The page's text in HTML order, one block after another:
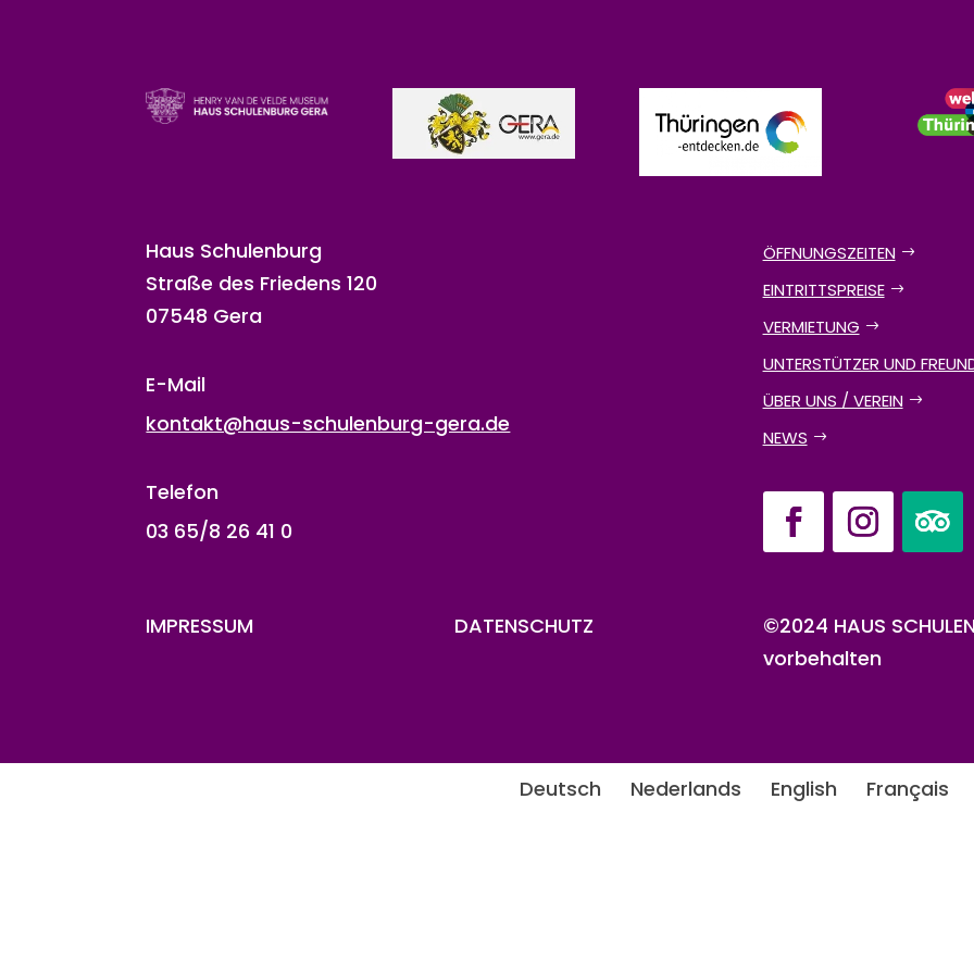
Haus Schulenburg
Straße des Friedens 120
07548 Gera
E-Mail
kontakt@haus-schulenburg-gera.de
Telefon
03 65/8 26 41 0
ÖFFNUNGSZEITEN
EINTRITTSPREISE
VERMIETUNG
UNTERSTÜTZER UND
ÜBER UNS / VEREIN
NEWS
IMPRESSUM DATENSCHUTZ
©2024 HAUS
vorbehalten
Deutsch Nederlands English Français